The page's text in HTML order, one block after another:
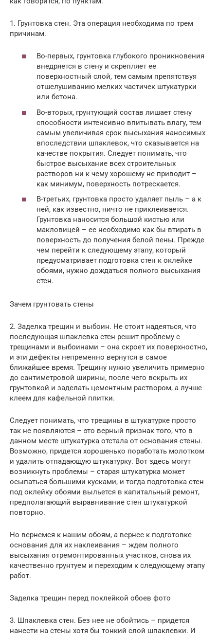
1. Грунтовка стен. Эта операция необходима по трем
причинам.
Во-первых, грунтовка глубокого проникновения
внедряется в стену и скрепляет ее
поверхностный слой, тем самым препятствуя
отшелушиванию мелких частичек штукатурки
или бетона.
Во-вторых, грунтующий состав лишает стену
способности интенсивно впитывать влагу, тем
самым увеличивая срок высыхания наносимых
впоследствии шпаклевок, что сказывается на
качестве покрытия. Следует понимать, что
быстрое высыхание всех строительных
растворов ни к чему хорошему не приводит –
как минимум, поверхность потрескается.
В-третьих, грунтовка просто удаляет пыль – а к
ней, как известно, ничто не приклеивается.
Грунтовка наносится большой кистью или
макловицей – ее необходимо как бы втирать в
поверхность до получения белой пены. Прежде
чем перейти к следующему этапу, который
предусматривает подготовка стен к оклейке
обоями, нужно дождаться полного высыхания
стен.
Зачем грунтовать стены
2. Заделка трещин и выбоин. Не стоит надеяться, что
последующая шпаклевка стен решит проблему с
трещинами и выбоинами – она скроет их поверхностно,
и эти дефекты непременно вернутся в самое
ближайшее время. Трещину нужно увеличить примерно
до сантиметровой ширины, после чего вскрыть их
грунтовкой и заделать цементным раствором, а лучше
клеем для кафельной плитки.
Следует понимать, что трещины в штукатурке просто
так не появляются – это верный признак того, что в
данном месте штукатурка отстала от основания стены.
Возможно, придется хорошенько поработать молотком
и удалить отпадающую штукатурку. Вот здесь могут
возникнуть проблемы – старая штукатурка может
осыпаться большими кусками, и тогда подготовка стен
под оклейку обоями выльется в капитальный ремонт,
предполагающий выравнивание стен штукатуркой
повторно.
Но вернемся к нашим обоям, а вернее к подготовке
основания для их наклеивания – ждем полного
высыхания отремонтированных участков, снова их
качественно грунтуем и переходим к следующему этапу
работ.
Заделка трещин перед поклейкой обоев фото
3. Шпаклевка стен. Без нее не обойтись – придется
нанести на стены хотя бы тонкий слой шпаклевки. И